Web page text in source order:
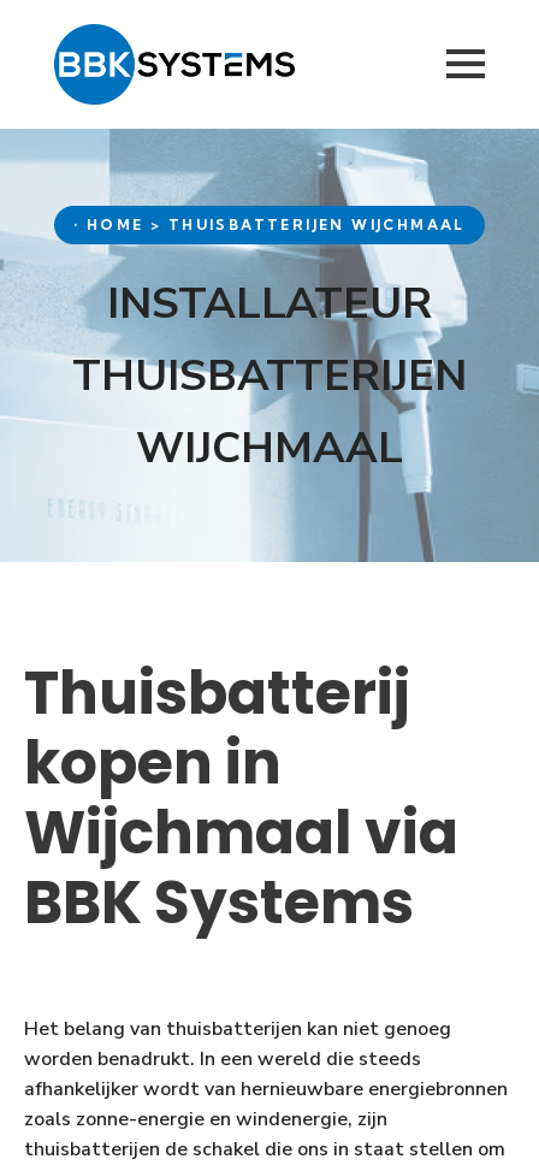
• HOME > THUISBATTERIJEN WIJCHMAAL
INSTALLATEUR
THUISBATTERIJEN
WIJCHMAAL
Thuisbatterij
kopen in
Wijchmaal via
BBK Systems
Het belang van thuisbatterijen kan niet genoeg
worden benadrukt. In een wereld die steeds
afhankelijker wordt van hernieuwbare energiebronnen
zoals zonne-energie en windenergie, zijn
thuisbatterijen de schakel die ons in staat stellen om